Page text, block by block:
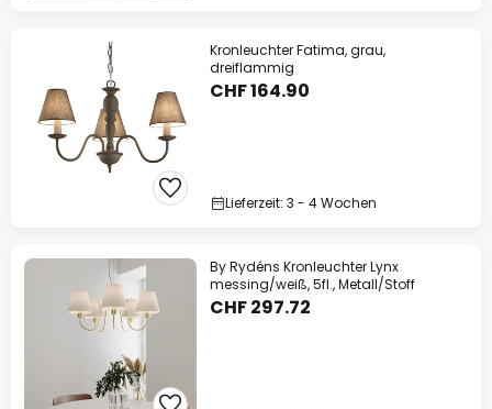
Kronleuchter Fatima, grau,
dreiflammig
CHF 164.90
Lieferzeit: 3 - 4 Wochen
By Rydéns Kronleuchter Lynx
messing/weiß, 5fl., Metall/Stoff
CHF 297.72